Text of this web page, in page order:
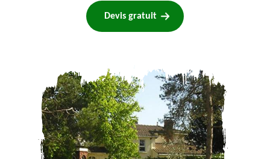
Devis gratuit